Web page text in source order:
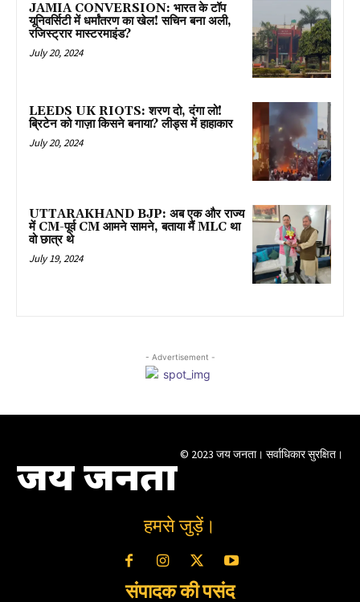
JAMIA CONVERSION: भारत के टॉप
यूनिवर्सिटी में धर्मांतरण का खेल! सचिन बना अली,
रजिस्ट्रार मास्टरमाइंड?
July 20, 2024
LEEDS UK RIOTS: शरण दो, दंगा लो!
ब्रिटेन को गाज़ा किसने बनाया? लीड्स में हाहाकार
July 20, 2024
UTTARAKHAND BJP: अब एक और राज्य
में CM-पूर्व CM आमने सामने, बताया मैं MLC था
वो छात्र थे
July 19, 2024
- Advertisement -
जय जनता © 2023 जय जनता। सर्वाधिकार सुरक्षित।
हमसे जुड़ें।
संपादक की पसंद